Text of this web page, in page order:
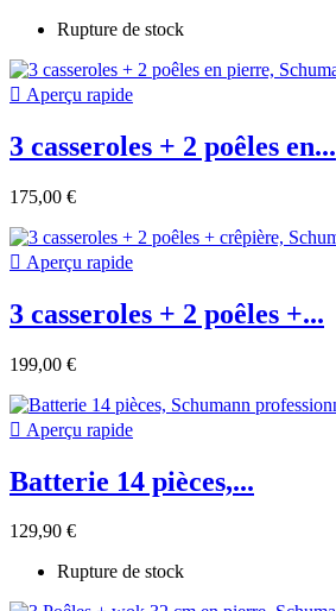
Rupture de stock
 Aperçu rapide
3 casseroles + 2 poêles en...
175,00 €
 Aperçu rapide
3 casseroles + 2 poêles +...
199,00 €
 Aperçu rapide
Batterie 14 pièces,...
129,90 €
Rupture de stock